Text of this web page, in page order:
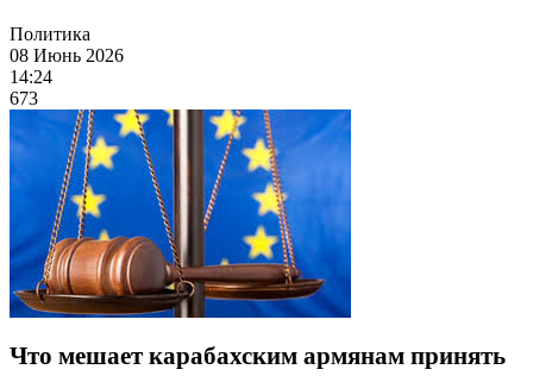
Политика
08 Июнь 2026
14:24
673
Что мешает карабахским армянам принять